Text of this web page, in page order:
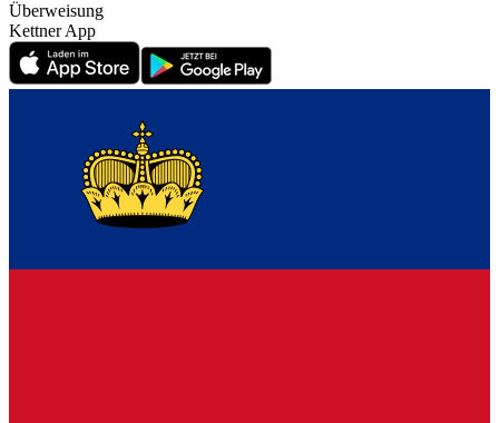
Überweisung
Kettner App